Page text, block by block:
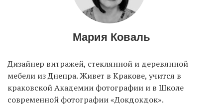
Мария Коваль
Дизайнер витражей, стеклянной и деревянной
мебели из Днепра. Живет в Кракове, учится в
краковской Академии фотографии и в Школе
современной фотографии «Докдокдок».